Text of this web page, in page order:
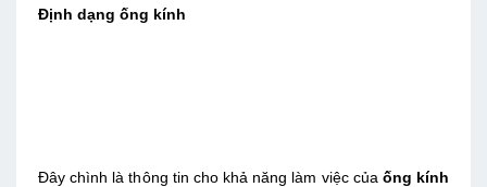
Định dạng ống kính
Đây chình là thông tin cho khả năng làm việc của ống kính